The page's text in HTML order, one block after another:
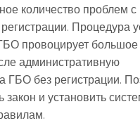
количество проблем с
Процедура
провоцирует большое
административную
ГБО без регистрации.
закон и установить